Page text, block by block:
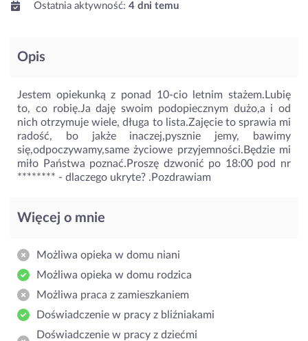
Ostatnia aktywność: 4 dni temu
Opis
Jestem opiekunką z ponad 10-cio letnim stażem.Lubię
to, co robię.Ja daję swoim podopiecznym dużo,a i od
nich otrzymuje wiele, długa to lista.Zajęcie to sprawia mi
radość, bo jakże inaczej,pysznie jemy, bawimy
się,odpoczywamy,same życiowe przyjemności.Będzie mi
miło Państwa poznać.Proszę dzwonić po 18:00 pod nr
******** - dlaczego ukryte? .Pozdrawiam
Więcej o mnie
Możliwa opieka w domu niani
Możliwa opieka w domu rodzica
Możliwa praca z zamieszkaniem
Doświadczenie w pracy z bliźniakami
Doświadczenie w pracy z dziećmi